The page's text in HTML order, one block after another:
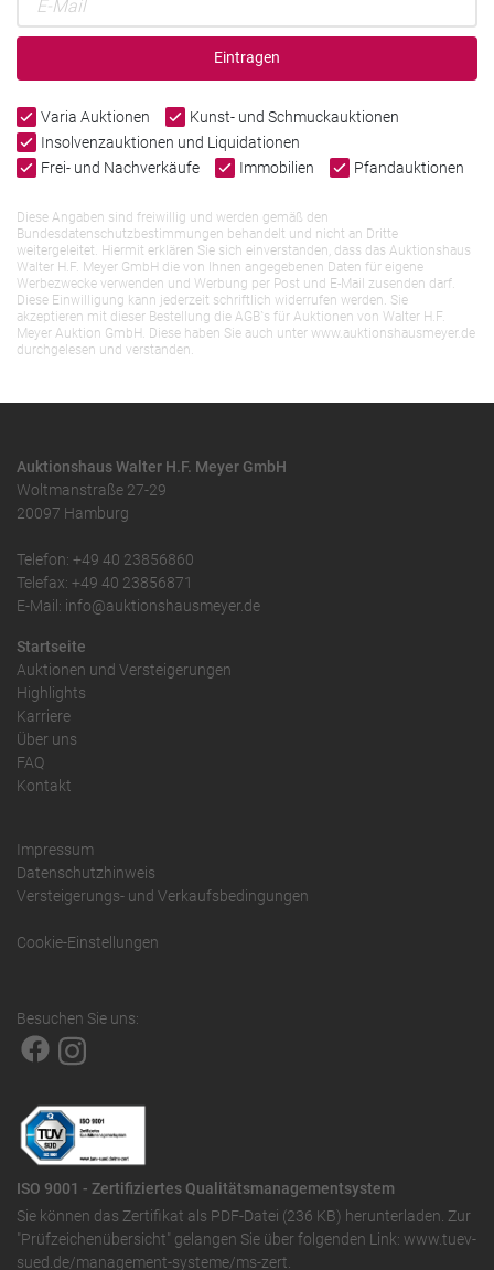
Eintragen
Varia Auktionen
Kunst- und Schmuckauktionen
Insolvenzauktionen und Liquidationen
Frei- und Nachverkäufe
Immobilien Pfandauktionen
Diese Angaben sind freiwillig und werden gemäß den
Bundesdatenschutzbestimmungen behandelt und nicht an Dritte
weitergeleitet. Hiermit erklären Sie sich einverstanden, dass das Auktionshaus
Walter H.F. Meyer GmbH die von Ihnen angegebenen Daten für eigene
Werbezwecke verwenden und Werbung per Post und E-Mail zusenden darf.
Diese Einwilligung kann jederzeit schriftlich widerrufen werden. Sie
akzeptieren mit dieser Bestellung die AGB`s für Auktionen von Walter H.F.
Meyer Auktion GmbH. Diese haben Sie auch unter www.auktionshausmeyer.de
durchgelesen und verstanden.
Auktionshaus Walter H.F. Meyer GmbH
Woltmanstraße 27-29
20097 Hamburg
Telefon: +49 40 23856860
Telefax: +49 40 23856871
E-Mail: info@auktionshausmeyer.de
Startseite
Auktionen und Versteigerungen
Highlights
Karriere
Über uns
FAQ
Kontakt
Impressum
Datenschutzhinweis
Versteigerungs- und Verkaufsbedingungen
Cookie-Einstellungen
Besuchen Sie uns:
ISO 9001 - Zertifiziertes Qualitätsmanagementsystem
Sie können das Zertifikat als PDF-Datei (236 KB) herunterladen. Zur
"Prüfzeichenübersicht" gelangen Sie über folgenden Link: www.tuev-
sued.de/management-systeme/ms-zert